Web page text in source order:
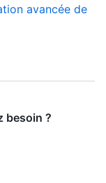
avancée de
besoin ?